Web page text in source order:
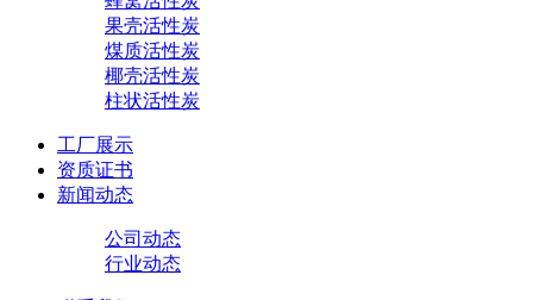
果壳活性炭
煤质活性炭
椰壳活性炭
柱状活性炭
工厂展示
资质证书
新闻动态
公司动态
行业动态